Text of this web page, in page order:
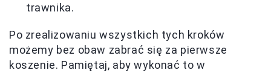
trawnika.
Po zrealizowaniu wszystkich tych kroków
możemy bez obaw zabrać się za pierwsze
koszenie. Pamiętaj, aby wykonać to w